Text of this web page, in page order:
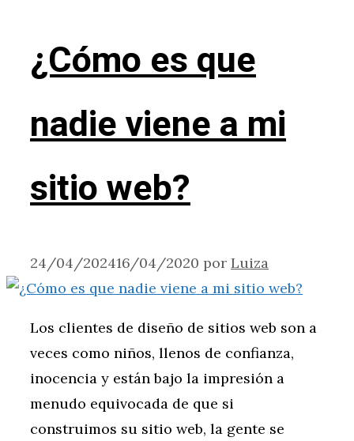
¿Cómo es que
nadie viene a mi
sitio web?
24/04/202416/04/2020 por Luiza
Los clientes de diseño de sitios web son a
veces como niños, llenos de confianza,
inocencia y están bajo la impresión a
menudo equivocada de que si
construimos su sitio web, la gente se